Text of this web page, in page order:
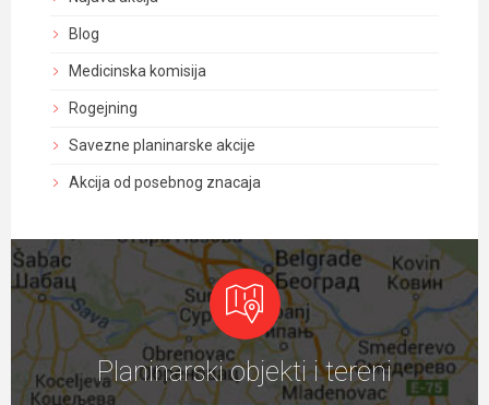
Blog
Medicinska komisija
Rogejning
Savezne planinarske akcije
Akcija od posebnog znacaja
Planinarski objekti i tereni